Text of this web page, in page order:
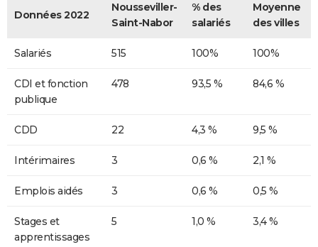
Données 2022
Nousseviller-
Saint-Nabor
% des
salariés
Moyenne
des villes
Salariés 515 100% 100%
CDI et fonction
publique
478 93,5 % 84,6 %
CDD 22 4,3 % 9,5 %
Intérimaires 3 0,6 % 2,1 %
Emplois aidés 3 0,6 % 0,5 %
Stages et
apprentissages
5 1,0 % 3,4 %